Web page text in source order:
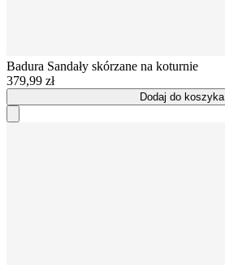
Badura Sandały skórzane na koturnie
379,99 zł
Dodaj do koszyka